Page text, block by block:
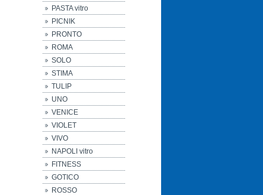
PASTA vitro
PICNIK
PRONTO
ROMA
SOLO
STIMA
TULIP
UNO
VENICE
VIOLET
VIVO
NAPOLI vitro
FITNESS
GOTICO
ROSSO